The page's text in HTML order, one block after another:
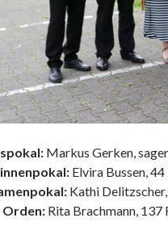
Markus Gerken,
Elvira Bussen, 44
Kathi
Orden: Rita Brachmann, 137